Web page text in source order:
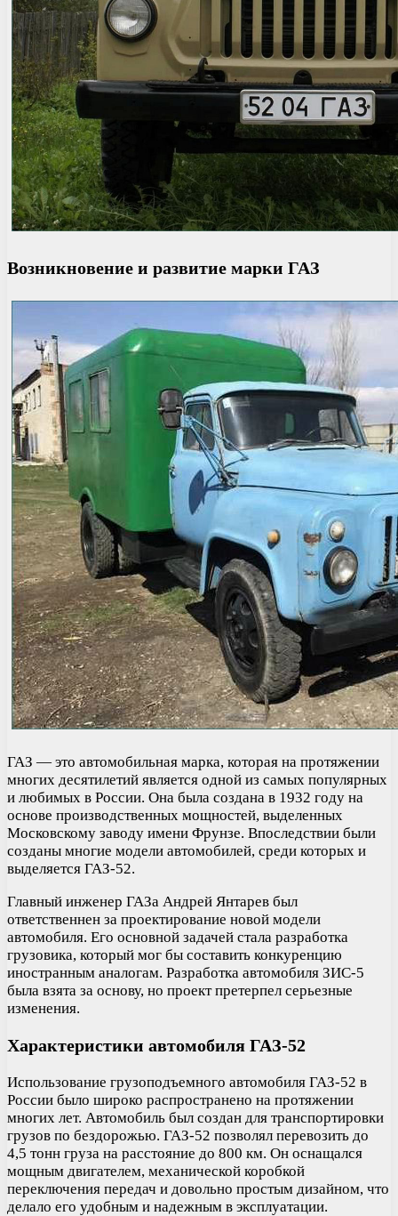
Возникновение и развитие марки ГАЗ
ГАЗ — это автомобильная марка, которая на протяжении
многих десятилетий является одной из самых популярных
и любимых в России. Она была создана в 1932 году на
основе производственных мощностей, выделенных
Московскому заводу имени Фрунзе. Впоследствии были
созданы многие модели автомобилей, среди которых и
выделяется ГАЗ-52.
Главный инженер ГАЗа Андрей Янтарев был
ответственнен за проектирование новой модели
автомобиля. Его основной задачей стала разработка
грузовика, который мог бы составить конкуренцию
иностранным аналогам. Разработка автомобиля ЗИС-5
была взята за основу, но проект претерпел серьезные
изменения.
Характеристики автомобиля ГАЗ-52
Использование грузоподъемного автомобиля ГАЗ-52 в
России было широко распространено на протяжении
многих лет. Автомобиль был создан для транспортировки
грузов по бездорожью. ГАЗ-52 позволял перевозить до
4,5 тонн груза на расстояние до 800 км. Он оснащался
мощным двигателем, механической коробкой
переключения передач и довольно простым дизайном, что
делало его удобным и надежным в эксплуатации.